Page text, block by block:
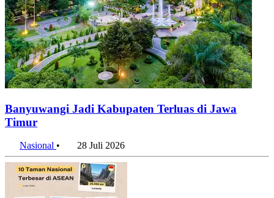
Banyuwangi Jadi Kabupaten Terluas di Jawa
Timur
Nasional • 28 Juli 2026